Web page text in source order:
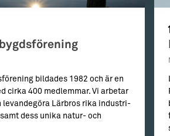
bildades 1982 och är en
cirka 400 medlemmar. Vi arbetar
levandegöra Lärbros rika industri-
dess unika natur- och